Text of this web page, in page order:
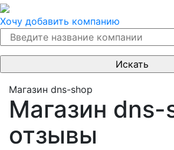
Хочу добавить компанию
Магазин dns-shop
Магазин dns-
отзывы